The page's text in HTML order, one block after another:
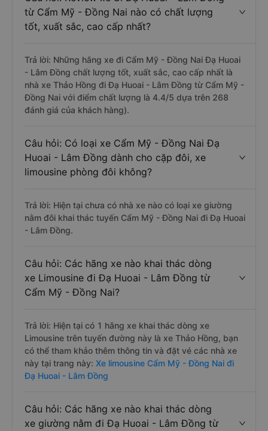
từ Cẩm Mỹ - Đồng Nai nào có chất lượng
tốt, xuất sắc, cao cấp nhất?
Trả lời: Những hãng xe đi Cẩm Mỹ - Đồng Nai Đạ Huoai
- Lâm Đồng chất lượng tốt, xuất sắc, cao cấp nhất là
nhà xe Thảo Hồng đi Đạ Huoai - Lâm Đồng từ Cẩm Mỹ -
Đồng Nai với điểm chất lượng là 4.4/5 dựa trên 268
đánh giá của khách hàng).
Câu hỏi: Có loại xe Cẩm Mỹ - Đồng Nai Đạ
Huoai - Lâm Đồng dành cho cặp đôi, xe
limousine phòng đôi không?
Trả lời: Hiện tại chưa có nhà xe nào có loại xe giường
nằm đôi khai thác tuyến Cẩm Mỹ - Đồng Nai đi Đạ Huoai
- Lâm Đồng.
Câu hỏi: Các hãng xe nào khai thác dòng
xe Limousine đi Đạ Huoai - Lâm Đồng từ
Cẩm Mỹ - Đồng Nai?
Trả lời: Hiện tại có 1 hãng xe khai thác dòng xe
Limousine trên tuyến đường này là xe Thảo Hồng, bạn
có thể tham khảo thêm thông tin và đặt vé các nhà xe
này tại trang này: Xe limousine Cẩm Mỹ - Đồng Nai đi
Đạ Huoai - Lâm Đồng
Câu hỏi: Các hãng xe nào khai thác dòng
xe giường nằm đi Đạ Huoai - Lâm Đồng từ